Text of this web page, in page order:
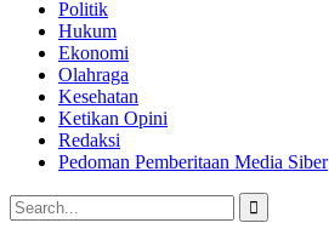
Politik
Hukum
Ekonomi
Olahraga
Kesehatan
Ketikan Opini
Redaksi
Pedoman Pemberitaan Media Siber